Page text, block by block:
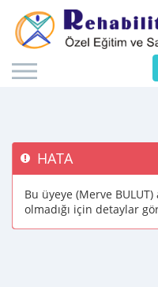
HATA
Bu üyeye (Merve
olmadığı için detaylar